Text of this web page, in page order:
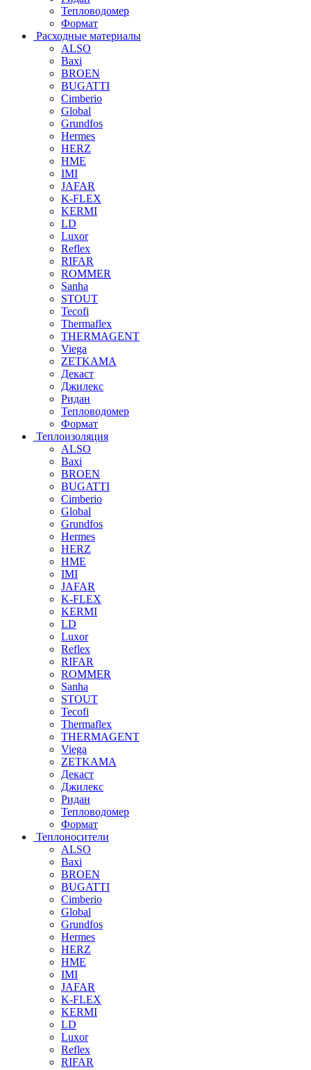
Тепловодомер
Формат
Расходные материалы
ALSO
Baxi
BROEN
BUGATTI
Cimberio
Global
Grundfos
Hermes
HERZ
HME
IMI
JAFAR
K-FLEX
KERMI
LD
Luxor
Reflex
RIFAR
ROMMER
Sanha
STOUT
Tecofi
Thermaflex
THERMAGENT
Viega
ZETKAMA
Декаст
Джилекс
Ридан
Тепловодомер
Формат
Теплоизоляция
ALSO
Baxi
BROEN
BUGATTI
Cimberio
Global
Grundfos
Hermes
HERZ
HME
IMI
JAFAR
K-FLEX
KERMI
LD
Luxor
Reflex
RIFAR
ROMMER
Sanha
STOUT
Tecofi
Thermaflex
THERMAGENT
Viega
ZETKAMA
Декаст
Джилекс
Ридан
Тепловодомер
Формат
Теплоносители
ALSO
Baxi
BROEN
BUGATTI
Cimberio
Global
Grundfos
Hermes
HERZ
HME
IMI
JAFAR
K-FLEX
KERMI
LD
Luxor
Reflex
RIFAR